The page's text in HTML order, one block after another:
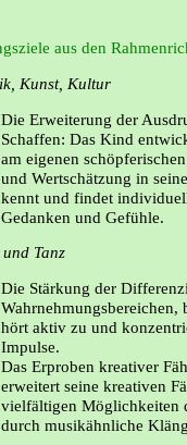
aus den
Kunst, Kultur
Die Erweiterung der
Schaffen: Das Kind
am eigenen
und Wertschätzung in
kennt und findet
Gedanken und Gefühle.
Tanz
Die Stärkung der
hört aktiv zu und
Impulse.
Das Erproben kreativer
erweitert seine kreativen
vielfältigen Möglichkeiten
durch musikähnliche